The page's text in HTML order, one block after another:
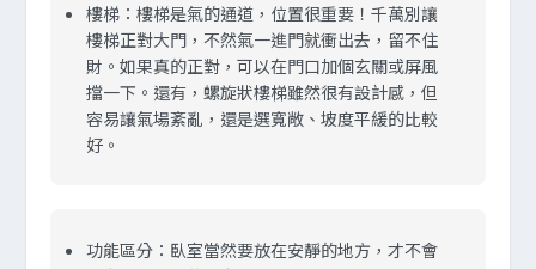
樓梯：樓梯是氣的通道，位置很重要！千萬別讓
樓梯正對大門，不然氣一進門就衝出去，留不住
財。如果真的正對，可以在門口加個玄關或屏風
擋一下。還有，螺旋狀樓梯雖然很有設計感，但
容易讓氣場紊亂，還是選寬敞、坡度平緩的比較
好。
功能區分： 臥室當然要放在安靜的地方，才不會